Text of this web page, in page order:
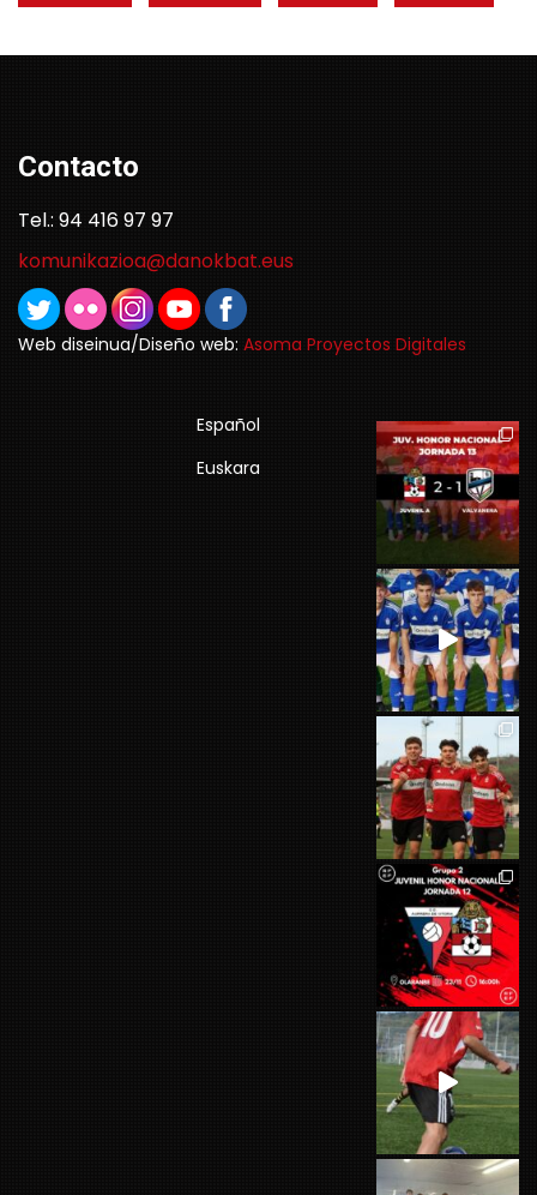
Contacto
Tel.: 94 416 97 97
komunikazioa@danokbat.eus
Web diseinua/Diseño web: Asoma Proyectos Digitales
Español
Euskara